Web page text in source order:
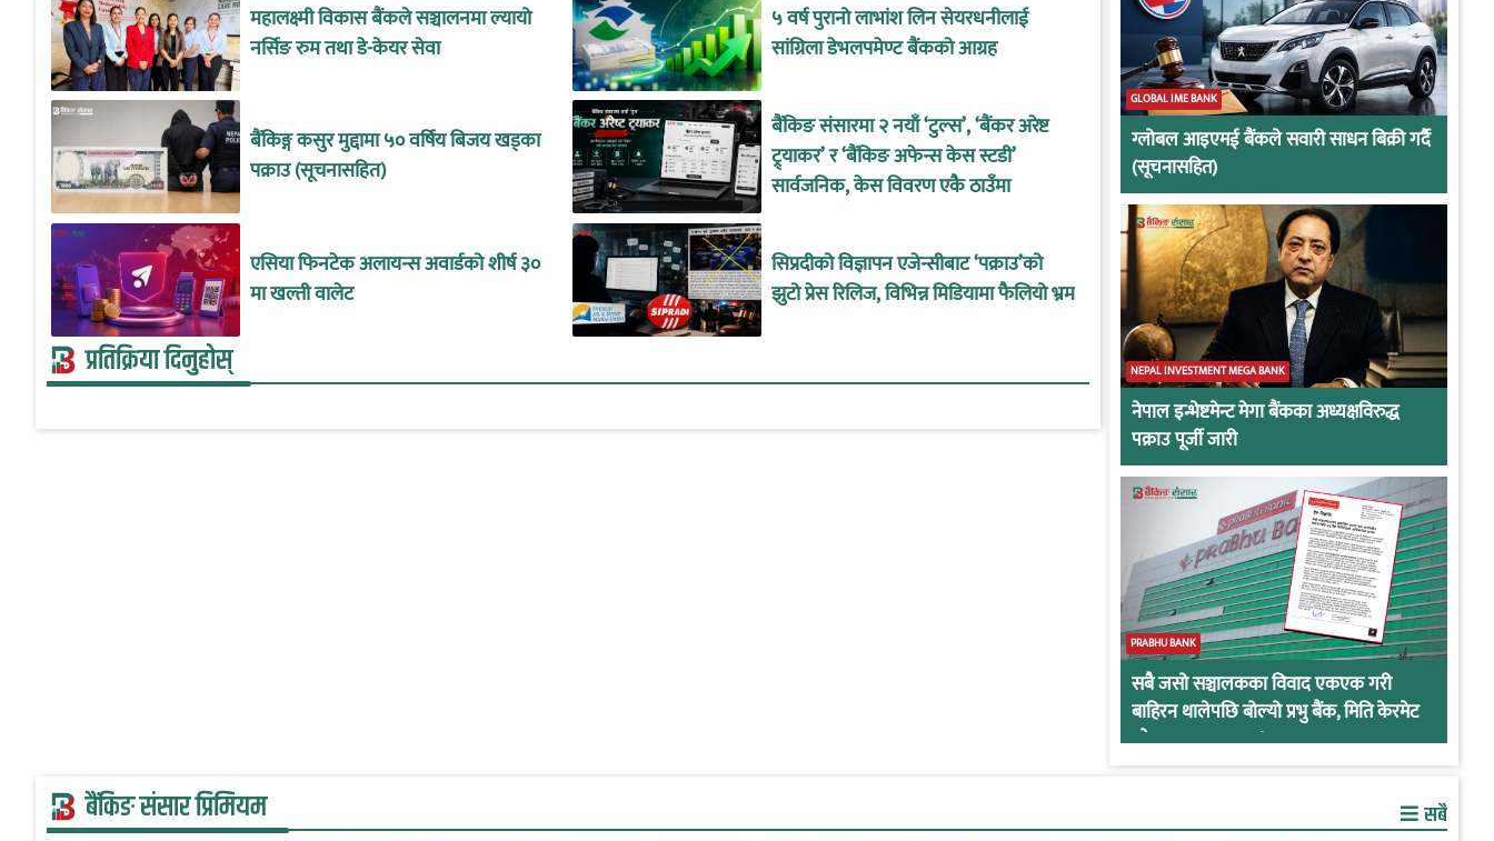
महालक्ष्मी विकास बैंकले सञ्चालनमा ल्यायो
नर्सिङ रुम तथा डे-केयर सेवा
५ वर्ष पुरानो लाभांश लिन सेयरधनीलाई
सांग्रिला डेभलपमेण्ट बैंकको आग्रह
बैंकिङ्ग कसुर मुद्दामा ५० वर्षिय बिजय खड्का
पक्राउ (सूचनासहित)
बैंकिङ संसारमा २ नयाँ ‘टुल्स’, ‘बैंकर अरेष्ट
ट्र्याकर’ र ‘बैंकिङ अफेन्स केस स्टडी’
सार्वजनिक, केस विवरण एकै ठाउँमा
एसिया फिनटेक अलायन्स अवार्डको शीर्ष ३०
मा खल्ती वालेट
सिप्रदीको विज्ञापन एजेन्सीबाट ‘पक्राउ’को
झुटो प्रेस रिलिज, विभिन्न मिडियामा फैलियो भ्रम
प्रतिक्रिया दिनुहोस्
GLOBAL IME BANK
ग्लोबल आइएमई बैंकले सवारी साधन बिक्री गर्दै
(सूचनासहित)
NEPAL INVESTMENT MEGA BANK
नेपाल इन्भेष्टमेन्ट मेगा बैंकका अध्यक्षविरुद्ध
पक्राउ पूर्जी जारी
PRABHU BANK
सबै जसो सञ्चालकका विवाद एकएक गरी
बाहिरन थालेपछि बोल्यो प्रभु बैंक, मिति केरमेट
गरेर हतारमा खण्डन !
बैंकिङ संसार प्रिमियम सबै